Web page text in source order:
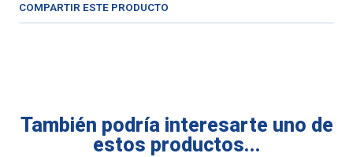
COMPARTIR ESTE PRODUCTO
También podría interesarte uno de
estos productos...